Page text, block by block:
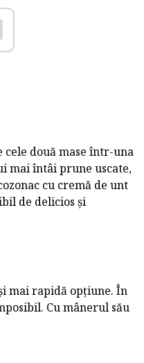
cele două mase într-una
mai întâi prune uscate,
cu cremă de unt
de delicios și
mai rapidă opțiune. În
Cu mânerul său